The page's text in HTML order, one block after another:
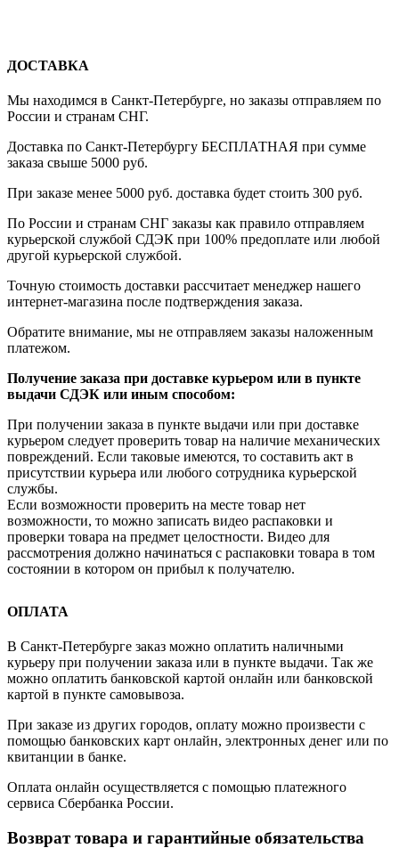
ДОСТАВКА
Мы находимся в Санкт-Петербурге, но заказы отправляем по
России и странам СНГ.
Доставка по Санкт-Петербургу БЕСПЛАТНАЯ при сумме
заказа свыше 5000 руб.
При заказе менее 5000 руб. доставка будет стоить 300 руб.
По России и странам СНГ заказы как правило отправляем
курьерской службой СДЭК при 100% предоплате или любой
другой курьерской службой.
Точную стоимость доставки рассчитает менеджер нашего
интернет-магазина после подтверждения заказа.
Обратите внимание, мы не отправляем заказы наложенным
платежом.
Получение заказа при доставке курьером или в пункте
выдачи СДЭК или иным способом:
При получении заказа в пункте выдачи или при доставке
курьером следует проверить товар на наличие механических
повреждений. Если таковые имеются, то составить акт в
присутствии курьера или любого сотрудника курьерской
службы.
Если возможности проверить на месте товар нет
возможности, то можно записать видео распаковки и
проверки товара на предмет целостности. Видео для
рассмотрения должно начинаться с распаковки товара в том
состоянии в котором он прибыл к получателю.
ОПЛАТА
В Санкт-Петербурге заказ можно оплатить наличными
курьеру при получении заказа или в пункте выдачи. Так же
можно оплатить банковской картой онлайн или банковской
картой в пункте самовывоза.
При заказе из других городов, оплату можно произвести с
помощью банковских карт онлайн, электронных денег или по
квитанции в банке.
Оплата онлайн осуществляется с помощью платежного
сервиса Сбербанка России.
Возврат товара и гарантийные обязательства